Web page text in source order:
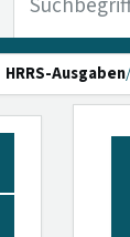
HRRS-Ausgaben